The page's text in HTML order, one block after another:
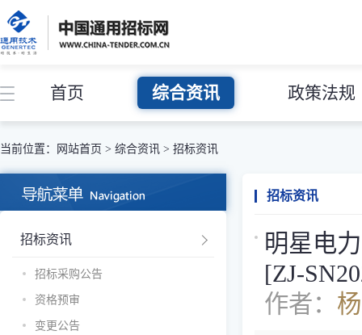
首页 综合资讯 政策法规
当前位置： 网站首页 > 综合资讯 > 招标资讯
招标资讯
招标采购公告
资格预审
变更公告
招标资讯
明星电
[ZJ-
作者：